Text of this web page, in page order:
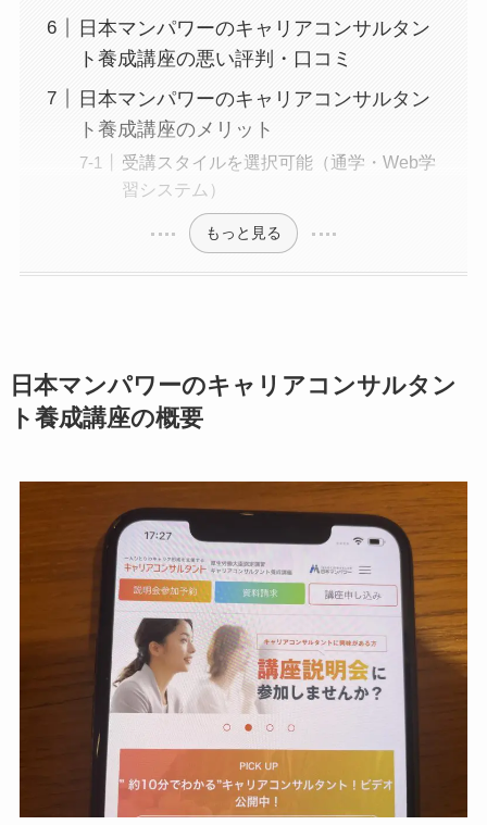
日本マンパワーのキャリアコンサルタン
ト養成講座の悪い評判・口コミ
日本マンパワーのキャリアコンサルタン
ト養成講座のメリット
受講スタイルを選択可能（通学・Web学
習システム）
もっと見る
日本マンパワーのキャリアコンサルタン
ト養成講座の概要